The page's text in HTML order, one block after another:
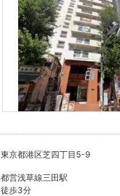
東京都港区芝四丁目5-9
都営浅草線三田駅
徒歩3分